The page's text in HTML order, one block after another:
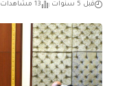
قبل 5 سنوات 13 مشاهدات